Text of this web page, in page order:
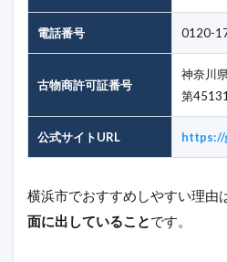
電話番号 0120-
古物商許可証番号
神奈川
第
公式サイトURL https://
横浜市でおすすめしやすい理由
面に出していることです。